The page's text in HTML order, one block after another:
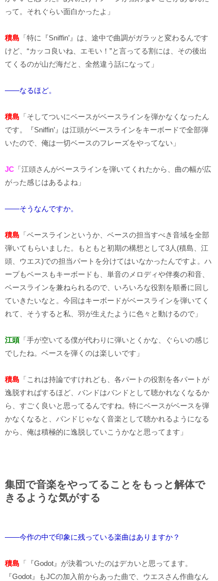
って。それぐらい面白かったよ」
積島 「特に『Sniffin’』は、途中で曲調がガラッと変わるんです
けど、“カッコ良いね、エモい！”と言ってる割には、その後出
てくるのが山だ海だと、全然違う話になって」
――なるほど。
積島 「そしてついにベースがベースラインを弾かなくなったん
です。『Sniffin’』は江頭がベースラインをキーボードで全部弾
いたので、俺は一切ベースのフレーズをやってない」
JC 「江頭さんがベースラインを弾いてくれたから、曲の幅が広
がった感じはあるよね」
――そうなんですか。
積島 「ベースラインというか、ベースの担当すべき音域を全部
弾いてもらいました。もともと初期の構想として3人(積島、江
頭、ウエス)での担当パートを分けてはいなかったんですよ。ハ
ープもベースもキーボードも、単音のメロディや伴奏の和音、
ベースラインを兼ねられるので、いろいろな役割を順番に回し
ていきたいなと。今回はキーボードがベースラインを弾いてく
れて、そうすると私、羽が生えたように色々と動けるので」
江頭 「手が空いてる僕が代わりに弾いとくかな、ぐらいの感じ
でしたね。ベースを弾くのは楽しいです」
積島 「これは持論ですけれども、各パートの役割を各パートが
逸脱すればするほど、バンドはバンドとして聴かれなくなるか
ら、すごく良いと思ってるんですね。特にベースがベースを弾
かなくなると、バンドじゃなく音楽として聴かれるようになる
から、俺は積極的に逸脱していこうかなと思ってます」
集団で音楽をやってることをもっと解体で
きるような気がする
――今作の中で印象に残っている楽曲はありますか？
積島 「『Godot』が決着ついたのはデカいと思ってます。
『Godot』もJCの加入前からあった曲で、ウエスさん作曲なん